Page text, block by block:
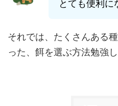
とても便利に
それでは、たくさんある
った、餌を選ぶ方法勉強